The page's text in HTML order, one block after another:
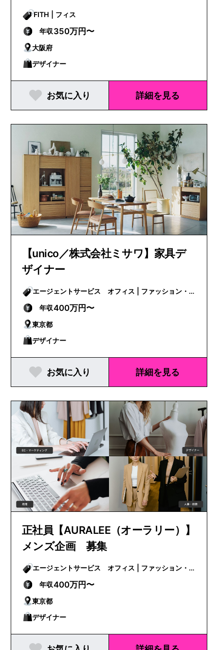
FITH | フィス
年収350万円〜
大阪府
デザイナー
お気に入り 詳細を見る
【unico／株式会社ミサワ】家具デ
ザイナー
エージェントサービス オフィス | ファッション・
ビューティー
年収400万円〜
東京都
デザイナー
お気に入り 詳細を見る
正社員【AURALEE（オーラリー）】
メンズ企画 募集
エージェントサービス オフィス | ファッション・
ビューティー
年収400万円〜
東京都
デザイナー